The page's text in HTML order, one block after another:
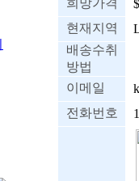
희망가격
현재지역
배송수취
방법
이메일
전화번호